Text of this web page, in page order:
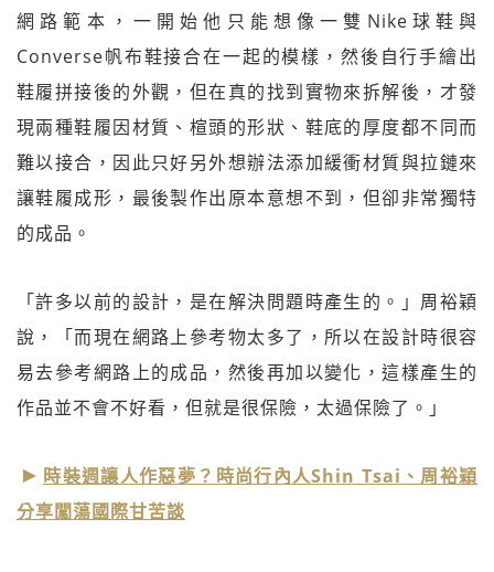
網路範本，一開始他只能想像一雙Nike球鞋與
Converse帆布鞋接合在一起的模樣，然後自行手繪出
鞋履拼接後的外觀，但在真的找到實物來拆解後，才發
現兩種鞋履因材質、楦頭的形狀、鞋底的厚度都不同而
難以接合，因此只好另外想辦法添加緩衝材質與拉鏈來
讓鞋履成形，最後製作出原本意想不到，但卻非常獨特
的成品。
「許多以前的設計，是在解決問題時產生的。」周裕穎
說，「而現在網路上參考物太多了，所以在設計時很容
易去參考網路上的成品，然後再加以變化，這樣產生的
作品並不會不好看，但就是很保險，太過保險了。」
時裝週讓人作惡夢？時尚行內人Shin Tsai、周裕穎
分享闖蕩國際甘苦談